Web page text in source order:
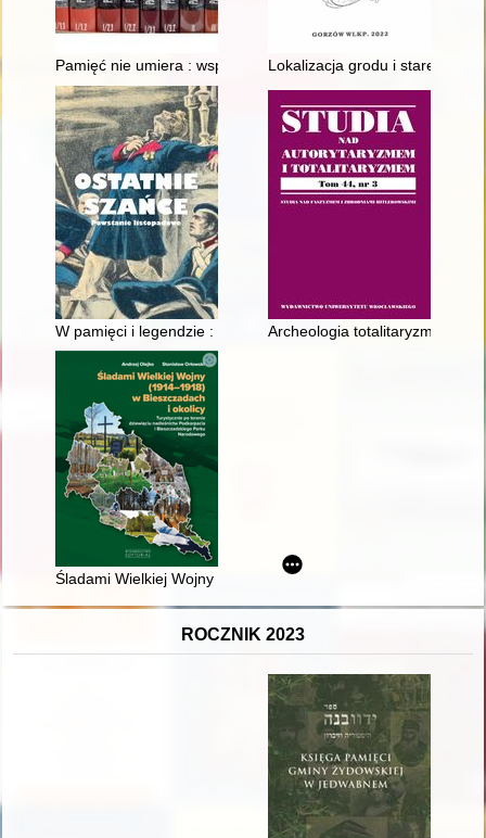
Pamięć nie umiera : wspomnienia żołnierzy z batalionów AK
Lokalizacja grodu i starego
W pamięci i legendzie : bohaterowie powstania
Archeologia totalitaryzmów :
Śladami Wielkiej Wojny (1914-1918) w Bieszczadach i
ROCZNIK 2023